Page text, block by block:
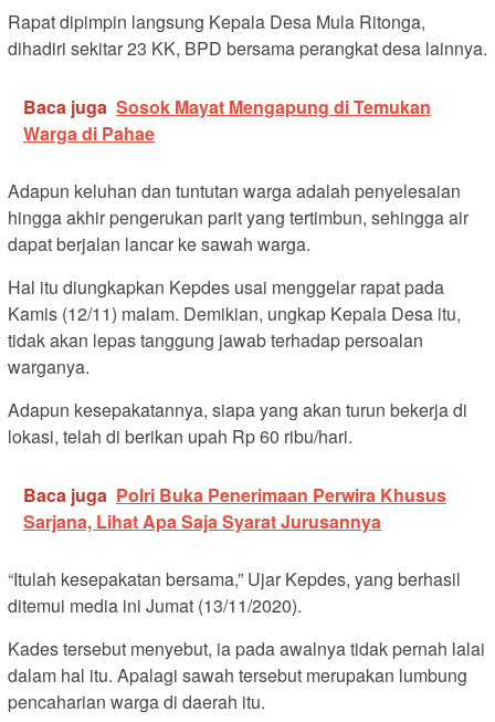
Rapat dipimpin langsung Kepala Desa Mula Ritonga,
dihadiri sekitar 23 KK, BPD bersama perangkat desa lainnya.
Baca juga Sosok Mayat Mengapung di Temukan
Warga di Pahae
Adapun keluhan dan tuntutan warga adalah penyelesaian
hingga akhir pengerukan parit yang tertimbun, sehingga air
dapat berjalan lancar ke sawah warga.
Hal itu diungkapkan Kepdes usai menggelar rapat pada
Kamis (12/11) malam. Demikian, ungkap Kepala Desa itu,
tidak akan lepas tanggung jawab terhadap persoalan
warganya.
Adapun kesepakatannya, siapa yang akan turun bekerja di
lokasi, telah di berikan upah Rp 60 ribu/hari.
Baca juga Polri Buka Penerimaan Perwira Khusus
Sarjana, Lihat Apa Saja Syarat Jurusannya
“Itulah kesepakatan bersama,” Ujar Kepdes, yang berhasil
ditemui media ini Jumat (13/11/2020).
Kades tersebut menyebut, ia pada awalnya tidak pernah lalai
dalam hal itu. Apalagi sawah tersebut merupakan lumbung
pencaharian warga di daerah itu.